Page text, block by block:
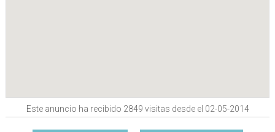
Este anuncio ha recibido 2849 visitas desde el 02-05-2014